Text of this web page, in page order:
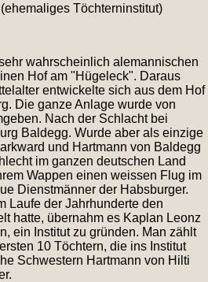
Töchterninstitut)
wahrscheinlich alemannischen
Hof am "Hügeleck". Daraus
entwickelte sich aus dem Hof
Die ganze Anlage wurde von
Nach der Schlacht bei
Baldegg. Wurde aber als einzige
und Hartmann von Baldegg
im ganzen deutschen Land
Wappen einen weissen Flug im
Dienstmänner der Habsburger.
Laufe der Jahrhunderte den
hatte, übernahm es Kaplan Leonz
ein Institut zu gründen. Man zählt
10 Töchtern, die ins Institut
Schwestern Hartmann von Hilti